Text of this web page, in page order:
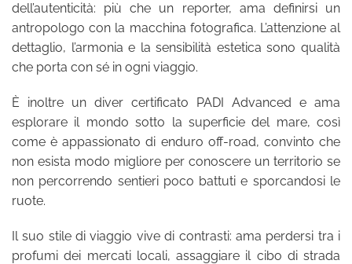
dell’autenticità: più che un reporter, ama definirsi un
antropologo con la macchina fotografica. L’attenzione al
dettaglio, l’armonia e la sensibilità estetica sono qualità
che porta con sé in ogni viaggio.
È inoltre un diver certificato PADI Advanced e ama
esplorare il mondo sotto la superficie del mare, così
come è appassionato di enduro off-road, convinto che
non esista modo migliore per conoscere un territorio se
non percorrendo sentieri poco battuti e sporcandosi le
ruote.
Il suo stile di viaggio vive di contrasti: ama perdersi tra i
profumi dei mercati locali, assaggiare il cibo di strada